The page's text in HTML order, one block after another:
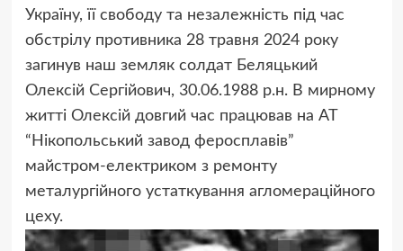
Україну, її свободу та незалежність під час
обстрілу противника 28 травня 2024 року
загинув наш земляк солдат Беляцький
Олексій Сергійович, 30.06.1988 р.н. В мирному
житті Олексій довгий час працював на АТ
“Нікопольський завод феросплавів”
майстром-електриком з ремонту
металургійного устаткування агломераційного
цеху.